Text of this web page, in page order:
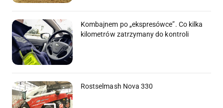
Kombajnem po „ekspresówce”. Co kilka
kilometrów zatrzymany do kontroli
Rostselmash Nova 330